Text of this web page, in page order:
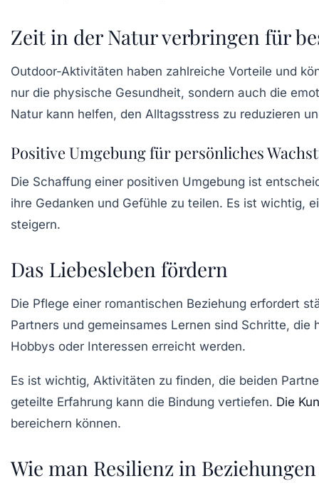
Zeit in der Natur verbringen für
Outdoor-Aktivitäten haben zahlreiche Vorteile und
nur die physische Gesundheit, sondern auch die
Natur kann helfen, den Alltagsstress zu reduzieren
Positive Umgebung für persönliches
Die Schaffung einer positiven Umgebung ist
ihre Gedanken und Gefühle zu teilen. Es ist wichtig,
steigern.
Das Liebesleben fördern
Die Pflege einer romantischen Beziehung erfordert
Partners und gemeinsames Lernen sind Schritte,
Hobbys oder Interessen erreicht werden.
Es ist wichtig, Aktivitäten zu finden, die beiden
geteilte Erfahrung kann die Bindung vertiefen. Die
bereichern können.
Wie man Resilienz in